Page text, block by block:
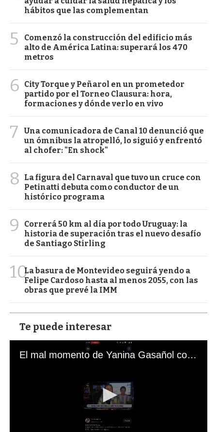
hábitos que las complementan
5
Comenzó la construcción del edificio más
alto de América Latina: superará los 470
metros
6
City Torque y Peñarol en un prometedor
partido por el Torneo Clausura: hora,
formaciones y dónde verlo en vivo
7
Una comunicadora de Canal 10 denunció que
un ómnibus la atropelló, lo siguió y enfrentó
al chofer: "En shock"
8
La figura del Carnaval que tuvo un cruce con
Petinatti debuta como conductor de un
histórico programa
9
Correrá 50 km al día por todo Uruguay: la
historia de superación tras el nuevo desafío
de Santiago Stirling
10La basura de Montevideo seguirá yendo a
Felipe Cardoso hasta al menos 2055, con las
obras que prevé la IMM
Te puede interesar
El mal momento de Yanina Gasañol con un hincha argentino en "Subrayado"